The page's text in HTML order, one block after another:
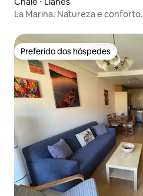
La Marina. Natureza e conforto.
Preferido dos hóspedes
Preferido dos hóspedes